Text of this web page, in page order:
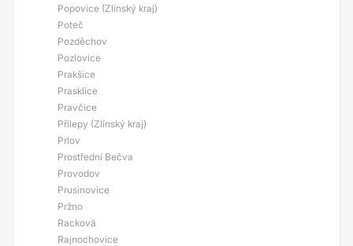
Popovice (Zlínský kraj)
Poteč
Pozděchov
Pozlovice
Prakšice
Prasklice
Pravčice
Přílepy (Zlínský kraj)
Prlov
Prostřední Bečva
Provodov
Prusinovice
Pržno
Racková
Rajnochovice